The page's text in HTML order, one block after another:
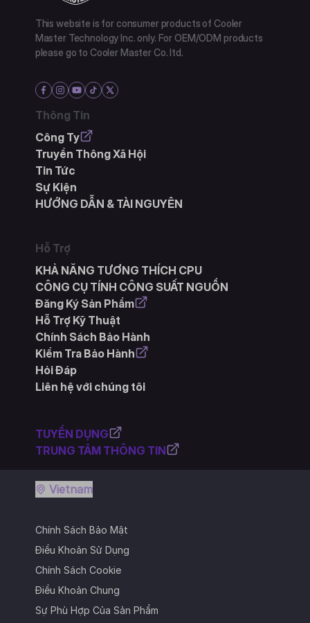
This website is for consumer products of Cooler
Master Technology Inc. only. For OEM/ODM products
please go to Cooler Master Co. ltd.
Thông Tin
Công Ty
Truyền Thông Xã Hội
Tin Tức
Sự Kiện
HƯỚNG DẪN & TÀI NGUYÊN
Hỗ Trợ
KHẢ NĂNG TƯƠNG THÍCH CPU
CÔNG CỤ TÍNH CÔNG SUẤT NGUỒN
Đăng Ký Sản Phẩm
Hỗ Trợ Kỹ Thuật
Chính Sách Bảo Hành
Kiểm Tra Bảo Hành
Hỏi Đáp
Liên hệ với chúng tôi
TUYỂN DỤNG
TRUNG TÂM THÔNG TIN
Chính Sách Bảo Mật
Điều Khoản Sử Dụng
Chính Sách Cookie
Điều Khoản Chung
Sự Phù Hợp Của Sản Phẩm
Vietnam